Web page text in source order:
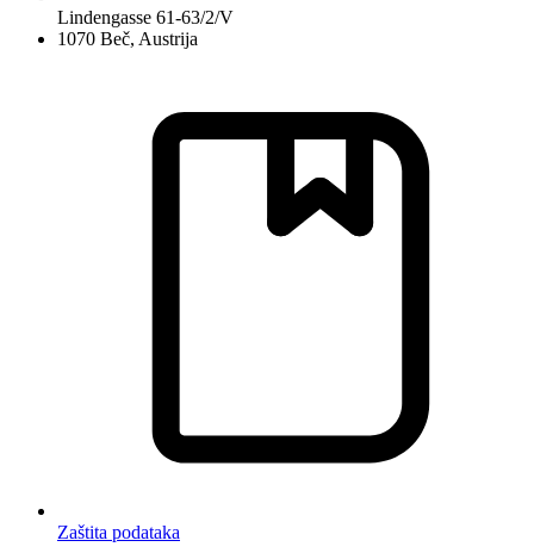
Lindengasse 61-63/2/V
1070 Beč, Austrija
Zaštita podataka